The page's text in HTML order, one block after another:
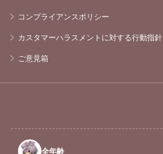
コンプライアンスポリシー
カスタマーハラスメントに対する行動指針
ご意見箱
全年齢